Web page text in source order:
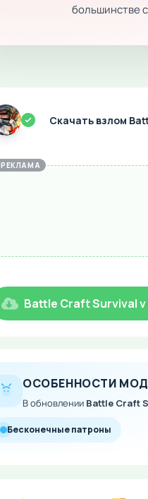
большинстве
Скачать взлом
РЕКЛАМА
Battle Craft Survival
ОСОБЕННОСТИ
В обновлении Battle Craft
Бесконечные патроны